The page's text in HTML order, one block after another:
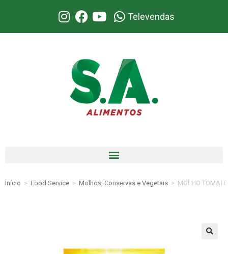
Televendas
Início > Food Service > Molhos, Conservas e Vegetais > MOLHO